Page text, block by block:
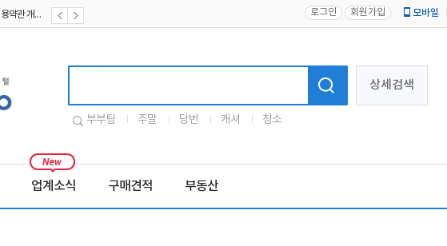
로그인 회원가입 모바일
상세검색
부부팀 주말 당번 캐셔 청소
업계소식 구매견적 부동산